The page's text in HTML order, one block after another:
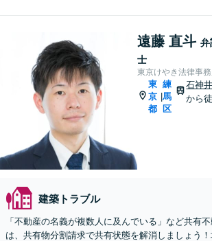
遠藤 直斗 弁
士
東京けやき法律事
東
京
都
|
練
馬
区
石神
から
建築トラブル
「不動産の名義が複数人に及んでいる」など共有
は、共有物分割請求で共有状態を解消しましょう